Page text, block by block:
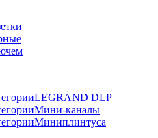
LEGRAND DLP
Мини-каналы
Миниплинтуса